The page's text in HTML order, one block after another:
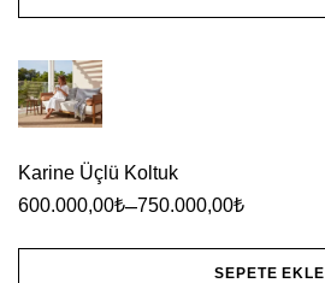
seçilebilir
ürünün
birden
varyasyonu
var.
Seçenekler
Karine Üçlü Koltuk
600.000,00₺–750.000,00₺
SEPETE EKLE